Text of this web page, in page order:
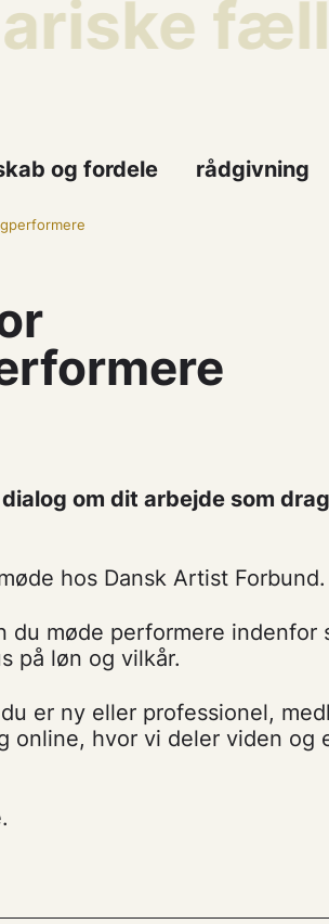
og fordele rådgivning
om dit arbejde som
hos Dansk Artist Forbund.
du møde performere indenfor
på løn og vilkår.
er ny eller professionel,
online, hvor vi deler viden og